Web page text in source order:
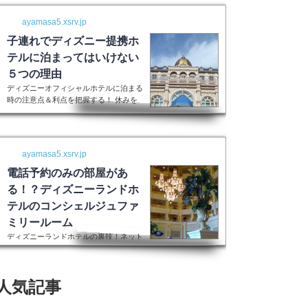
ayamasa5.xsrv.jp
子連れでディズニー提携ホ
テルに泊まってはいけない
５つの理由
ディズニーオフィシャルホテルに泊まる
時の注意点＆利点を把握する！ 休みを
取って子供を喜ばせるためにディズニー
ランドに行く！最高の家族サービスです
よね。 でも・・・小さい子供を連れて
るのは、お父さんお母さんも疲れること
間違いなし。 夜の目玉であるショーや
パレードの前に子供が寝てしまって抱っ
こしながら見るなんて残念なことも多々
起こるでしょう。 せっかくキラキラし
た夢の国を可愛い我が子に見せたかった
のに・・・。 そんな時、「ディズニー
ラ...
ayamasa5.xsrv.jp
電話予約のみの部屋があ
る！？ディズニーランドホ
テルのコンシェルジュファ
ミリールーム
ディズニーランドホテルの裏技！ネット
上には表示されない大人数用ルーム現在
の予約センターもなくなってしまったそ
うで、元コンシェルジュファミリールー
気記事